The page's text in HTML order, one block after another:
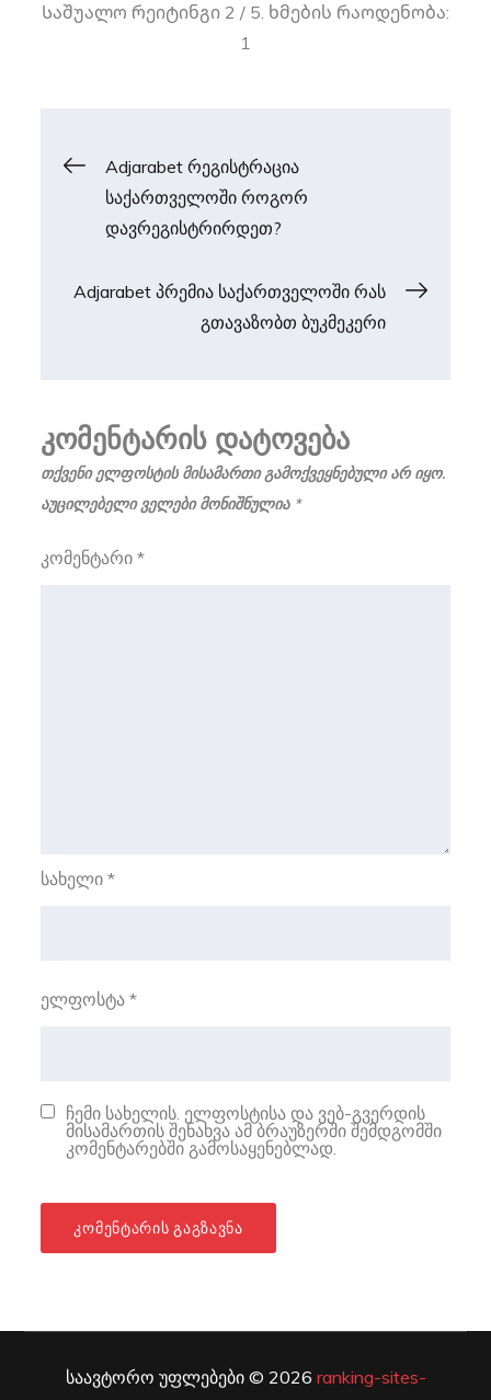
Საშუალო რეიტინგი 2 / 5. ხმების რაოდენობა:
1
პოსტის
ნავიგაცია
Adjarabet რეგისტრაცია
საქართველოში როგორ
დავრეგისტრირდეთ?
Adjarabet პრემია საქართველოში რას
გთავაზობთ ბუკმეკერი
კომენტარის დატოვება
თქვენი ელფოსტის მისამართი გამოქვეყნებული არ იყო.
აუცილებელი ველები მონიშნულია *
კომენტარი*
სახელი*
ელფოსტა*
ჩემი სახელის. ელფოსტისა და ვებ-გვერდის
მისამართის შენახვა ამ ბრაუზერში შემდგომში
კომენტარებში გამოსაყენებლად.
საავტორო უფლებები © 2026 ranking-sites-